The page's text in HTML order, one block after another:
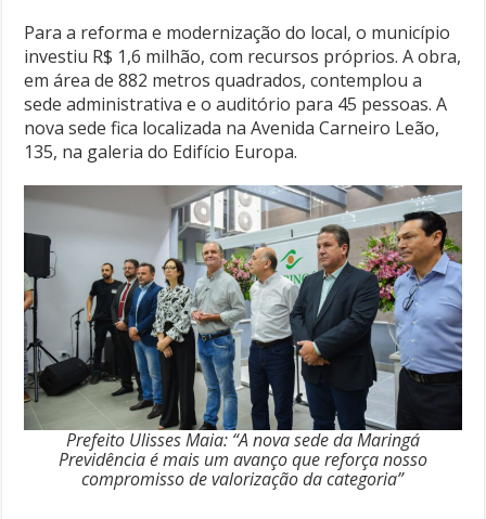
Para a reforma e modernização do local, o município
investiu R$ 1,6 milhão, com recursos próprios. A obra,
em área de 882 metros quadrados, contemplou a
sede administrativa e o auditório para 45 pessoas. A
nova sede fica localizada na Avenida Carneiro Leão,
135, na galeria do Edifício Europa.
Prefeito Ulisses Maia: “A nova sede da Maringá
Previdência é mais um avanço que reforça nosso
compromisso de valorização da categoria”